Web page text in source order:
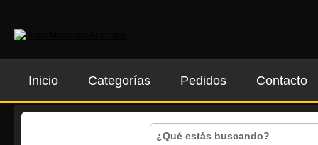
Inicio Categorías Pedidos Contacto